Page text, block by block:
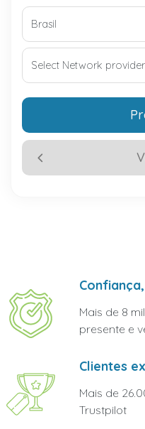
Mais de 8
presente e
Clientes
Mais de
Trustpilot